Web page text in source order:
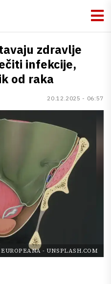
zdravlje
infekcije,
od raka
20.12.2025 - 06:57
EUROPEANA - UNSPLASH.COM